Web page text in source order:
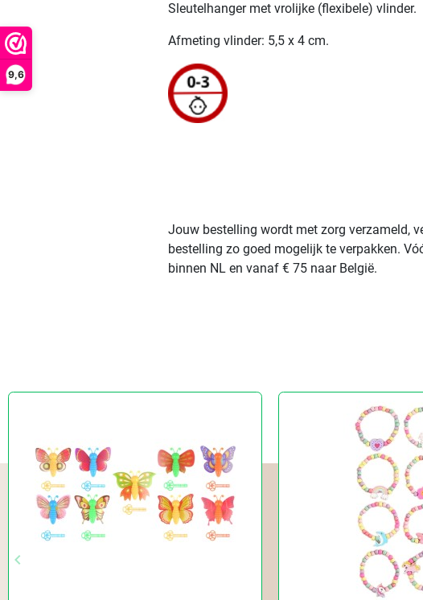
9,6
Sleutelhanger met vrolijke (flexibele) vlinder.
Afmeting vlinder: 5,5 x 4 cm.
Jouw bestelling wordt met zorg verzameld,
bestelling zo goed mogelijk te verpakken.
binnen NL en vanaf € 75 naar België.
Vorige
keyboard_arrow_left